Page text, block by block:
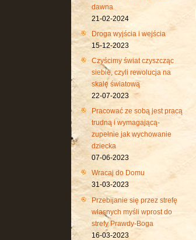
dawna
21-02-2024
Droga wyjścia i wejścia
15-12-2023
Czyścimy świat czyszcząc
siebie, czyli rewolucja na
skalę światową
22-07-2023
Pracować ze sobą jest pracą
trudną i wymagającą-
zupełnie jak wychowanie
dziecka
07-06-2023
Wracaj do Domu
31-03-2023
Przebijanie się przez strefę
własnych myśli wprost do
strefy Prawdy-Boga
16-03-2023